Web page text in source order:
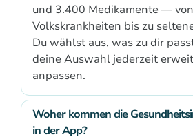
und 3.400 Medikamente —
Volkskrankheiten bis zu
Du wählst aus, was zu dir
deine Auswahl jederzeit
anpassen.
Woher kommen die
in der App?